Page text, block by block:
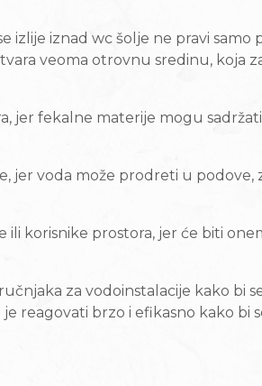
izlije iznad wc šolje ne pravi samo
veoma otrovnu sredinu, koja
jer fekalne materije mogu
jer voda može prodreti u podove,
ili korisnike prostora, jer će biti
za vodoinstalacije kako bi
reagovati brzo i efikasno kako bi